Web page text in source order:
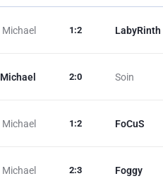
Michael LabyRinth
1 :2
Michael Soin
2:0
Michael FoCuS
1 :2
Michael Foggy
2:3